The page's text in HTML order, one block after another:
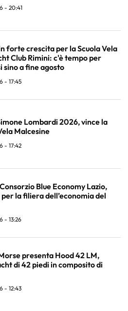
- 20:41
forte crescita per la Scuola Vela
Club Rimini: c'è tempo per
sino a fine agosto
- 17:45
Lombardi 2026, vince la
Malcesine
- 17:42
Blue Economy Lazio,
la filiera dell’economia del
- 13:26
presenta Hood 42 LM,
di 42 piedi in composito di
- 12:43